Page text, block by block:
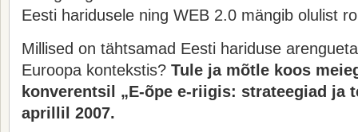
Eesti haridusele ning WEB 2.0 mängib olulist
Millised on tähtsamad Eesti hariduse
Euroopa kontekstis? Tule ja mõtle koos
konverentsil „E-õpe e-riigis: strateegiad ja
aprillil 2007.